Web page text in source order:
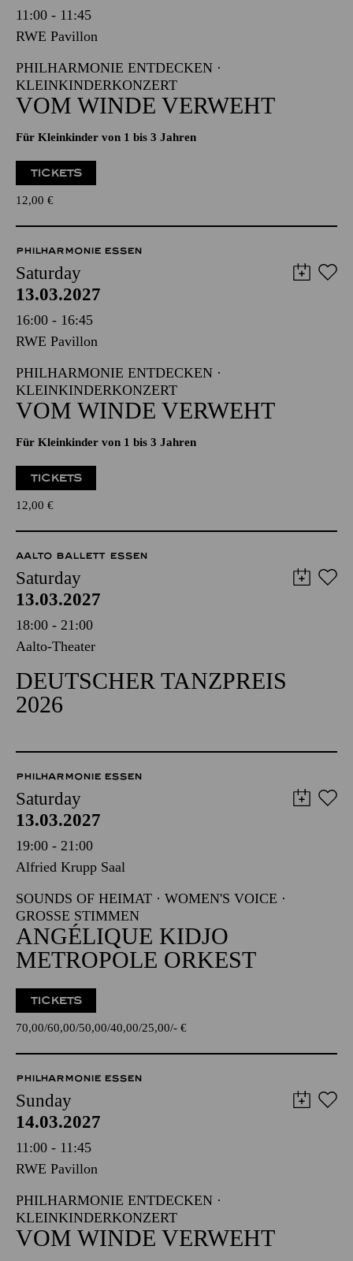
11:00 - 11:45
RWE Pavillon
PHILHARMONIE ENTDECKEN ·
KLEINKINDERKONZERT
VOM WINDE VERWEHT
Für Kleinkinder von 1 bis 3 Jahren
TICKETS
12,00 €
PHILHARMONIE ESSEN
Saturday
13.03.2027
16:00 - 16:45
RWE Pavillon
PHILHARMONIE ENTDECKEN ·
KLEINKINDERKONZERT
VOM WINDE VERWEHT
Für Kleinkinder von 1 bis 3 Jahren
TICKETS
12,00 €
AALTO BALLETT ESSEN
Saturday
13.03.2027
18:00 - 21:00
Aalto-Theater
DEUTSCHER TANZPREIS
2026
PHILHARMONIE ESSEN
Saturday
13.03.2027
19:00 - 21:00
Alfried Krupp Saal
SOUNDS OF HEIMAT · WOMEN'S VOICE ·
GROSSE STIMMEN
ANGÉLIQUE KIDJO
METROPOLE ORKEST
TICKETS
70,00 60,00 50,00 40,00 25,00 - €
PHILHARMONIE ESSEN
Sunday
14.03.2027
11:00 - 11:45
RWE Pavillon
PHILHARMONIE ENTDECKEN ·
KLEINKINDERKONZERT
VOM WINDE VERWEHT